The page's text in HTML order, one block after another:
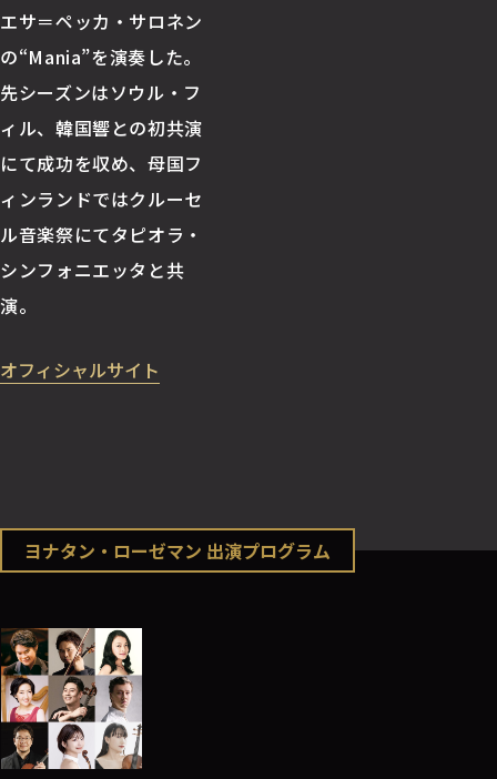
エサ＝ペッカ・サロネン
の“Mania”を演奏した。
先シーズンはソウル・フ
ィル、韓国響との初共演
にて成功を収め、母国フ
ィンランドではクルーセ
ル音楽祭にてタピオラ・
シンフォニエッタと共
演。
オフィシャルサイト
ヨナタン・ローゼマン 出演プログラム